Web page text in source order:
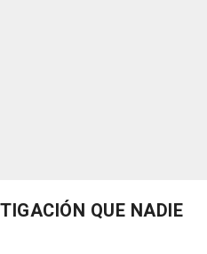
QUE NADIE